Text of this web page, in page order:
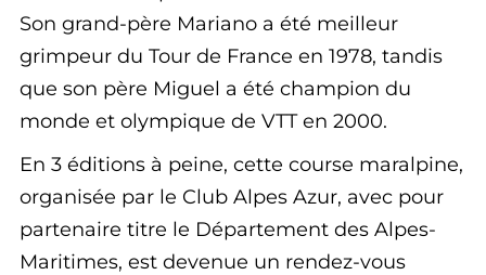
Son grand-père Mariano a été meilleur
grimpeur du Tour de France en 1978, tandis
que son père Miguel a été champion du
monde et olympique de VTT en 2000.
En 3 éditions à peine, cette course maralpine,
organisée par le Club Alpes Azur, avec pour
partenaire titre le Département des Alpes-
Maritimes, est devenue un rendez-vous